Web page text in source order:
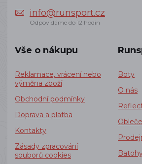
info@runsport.cz
Odpovídáme do 12 hodin
Vše o nákupu
Reklamace, vrácení nebo
výměna zboží
Obchodní podmínky
Doprava a platba
Kontakty
Zásady zpracování
souborů cookies
Boty
O nás